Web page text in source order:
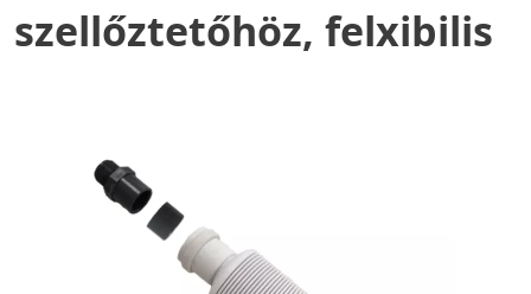
szellőztetőhöz, felxibilis